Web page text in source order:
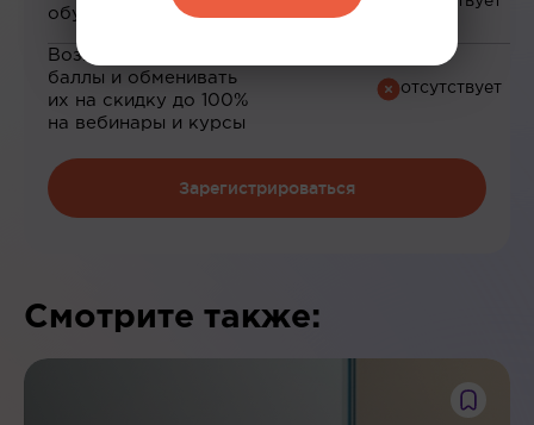
обучению
Возможность зарабатывать
баллы и обменивать
их на скидку до 100%
на вебинары и курсы
Зарегистрироваться
Смотрите также: